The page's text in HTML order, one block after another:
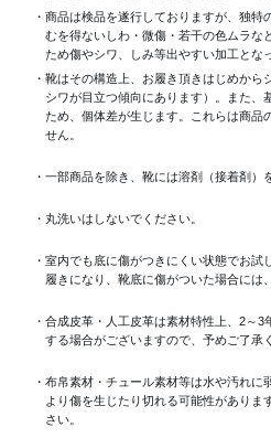
・商品は検品を遂行しておりますが、独
むを得ないしわ・微傷・若干の色ムラな
ため傷やシワ、しみ等出やすい加工とな
・靴はその構造上、お履き頂きはじめか
シワが目立つ傾向にあります）。また、
ため、個体差が生じます。これらは商品
せん。
・一部商品を除き、靴には溶剤（接着剤）
・丸洗いはしないでください。
・室内でも底に傷がつきにくい状態でお
履きになり、靴底に傷がついた場合には
・合成皮革・人工皮革は素材特性上、2～
する場合がございますので、予めご了承
・布帛素材・チュール素材等は水や汚れ
より傷を生じたり切れる可能性がありま
さい。